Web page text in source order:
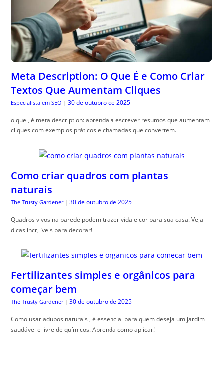
Meta Description: O Que É e Como Criar
Textos Que Aumentam Cliques
Especialista em SEO | 30 de outubro de 2025
o que , é meta description: aprenda a escrever resumos que aumentam
cliques com exemplos práticos e chamadas que convertem.
Como criar quadros com plantas
naturais
The Trusty Gardener | 30 de outubro de 2025
Quadros vivos na parede podem trazer vida e cor para sua casa. Veja
dicas incr, íveis para decorar!
Fertilizantes simples e orgânicos para
começar bem
The Trusty Gardener | 30 de outubro de 2025
Como usar adubos naturais , é essencial para quem deseja um jardim
saudável e livre de químicos. Aprenda como aplicar!